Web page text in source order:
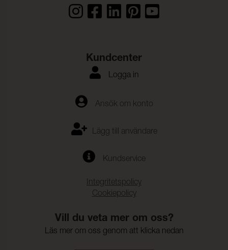
Kundcenter
Logga in
Ansök om konto
Lägg till användare
Kundservice
Integritetspolicy
Cookiepolicy
Vill du veta mer om oss?
Läs mer om oss genom att klicka nedan